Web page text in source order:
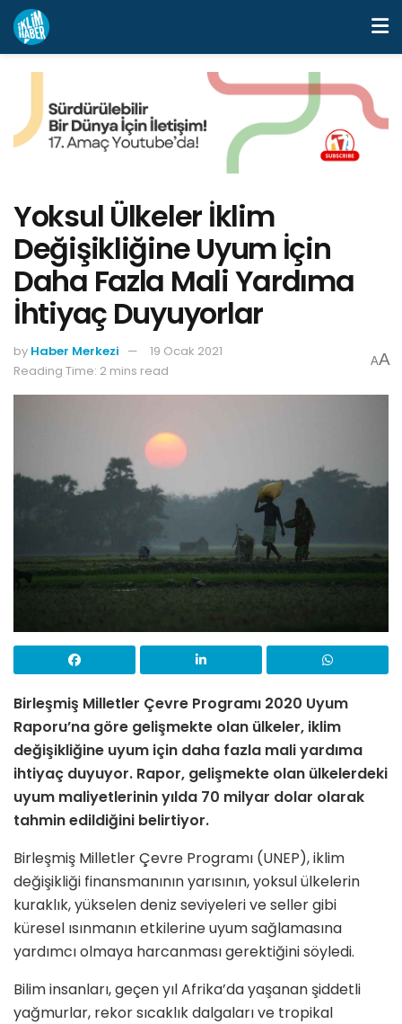
Yoksul Ülkeler İklim
Değişikliğine Uyum İçin
Daha Fazla Mali Yardıma
İhtiyaç Duyuyorlar
by Haber Merkezi
19 Ocak 2021
Reading Time: 2 mins read
AA
Birleşmiş Milletler Çevre Programı 2020 Uyum
Raporu’na göre gelişmekte olan ülkeler, iklim
değişikliğine uyum için daha fazla mali yardıma
ihtiyaç duyuyor. Rapor, gelişmekte olan ülkelerdeki
uyum maliyetlerinin yılda 70 milyar dolar olarak
tahmin edildiğini belirtiyor.
Birleşmiş Milletler Çevre Programı (UNEP), iklim
değişikliği finansmanının yarısının, yoksul ülkelerin
kuraklık, yükselen deniz seviyeleri ve seller gibi
küresel ısınmanın etkilerine uyum sağlamasına
yardımcı olmaya harcanması gerektiğini söyledi.
Bilim insanları, geçen yıl Afrika’da yaşanan şiddetli
yağmurlar, rekor sıcaklık dalgaları ve tropikal